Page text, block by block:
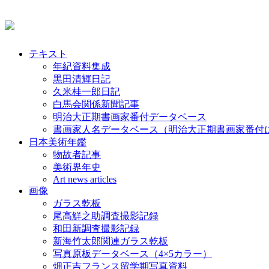
テキスト
年紀資料集成
黒田清輝日記
久米桂一郎日記
白馬会関係新聞記事
明治大正期書画家番付データベース
書画家人名データベース（明治大正期書画家番付
日本美術年鑑
物故者記事
美術界年史
Art news articles
画像
ガラス乾板
尾高鮮之助調査撮影記録
和田新調査撮影記録
新海竹太郎関連ガラス乾板
写真原板データベース（4×5カラー）
畑正吉フランス留学期写真資料